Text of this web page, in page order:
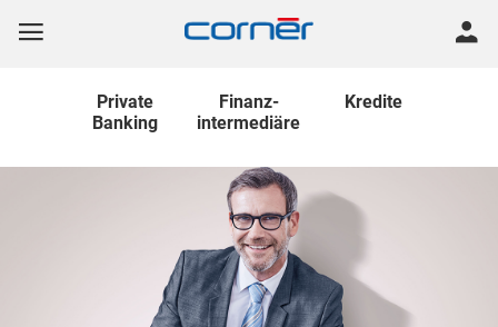
Private
Banking
Finanz-
intermediäre
Kredite